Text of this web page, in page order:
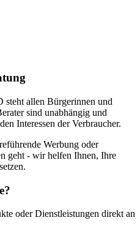
steht allen Bürgerinnen und
sind unabhängig und
Interessen der Verbraucher.
Werbung oder
geht - wir helfen Ihnen, Ihre
oder Dienstleistungen direkt an